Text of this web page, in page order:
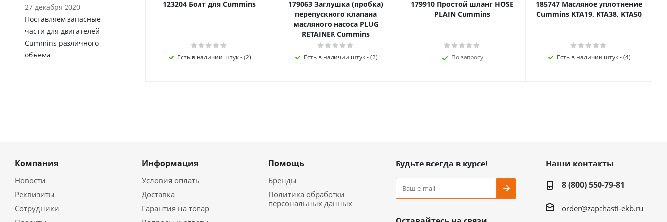
123204 Болт для Cummins
Есть в наличии штук - (2)
179063 Заглушка (пробка)
перепускного клапана
масляного насоса PLUG
RETAINER Cummins
Есть в наличии штук - (2)
179910 Простой шланг HOSE
PLAIN Cummins
По запросу
185747 Масляное уплотнение
Cummins KTA19, KTA38, KTA50
Есть в наличии штук - (4)
27 декабря 2020
Поставляем запасные
части для двигателей
Cummins различного
объема
Компания
Новости
Реквизиты
Сотрудники
Информация
Условия оплаты
Доставка
Гарантия на товар
Помощь
Бренды
Политика обработки
персональных данных
Будьте всегда в курсе!
Наши контакты
8 (800) 550-79-81
order@zapchasti-ekb.ru